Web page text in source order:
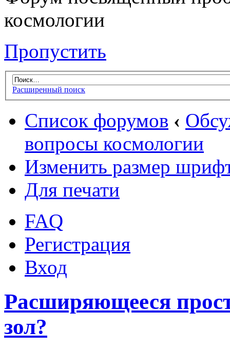
космологии
Пропустить
Расширенный поиск
Список форумов ‹
вопросы космологии
Изменить размер
Для печати
FAQ
Регистрация
Вход
Расширяющееся
зол?